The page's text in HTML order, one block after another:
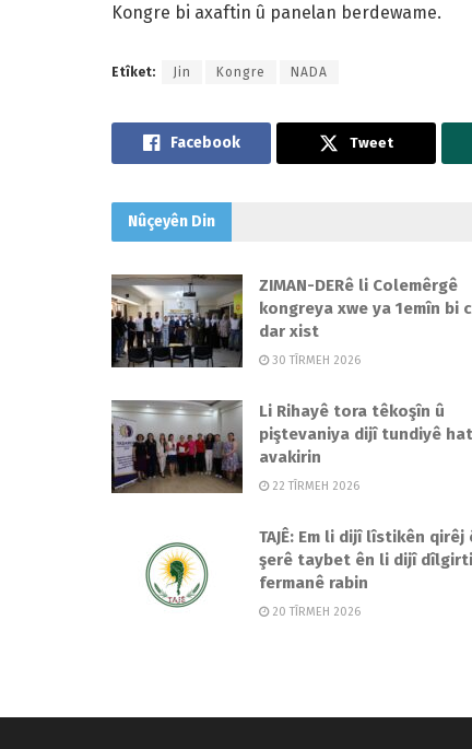
Kongre bi axaftin û panelan berdewame.
Etîket: Jin Kongre NADA
Tweet
Nûçeyên Din
ZIMAN-DERê li Colemêrgê
kongreya xwe ya 1emîn bi
dar xist
30 TÎRMEH 2026
Li Rihayê tora têkoşîn û
piştevaniya dijî tundiyê hat
avakirin
22 TÎRMEH 2026
TAJÊ: Em li dijî lîstikên qirêj
şerê taybet ên li dijî
fermanê rabin
20 TÎRMEH 2026